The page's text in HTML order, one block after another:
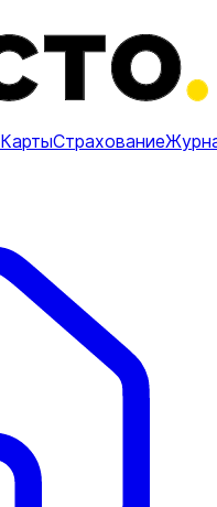
КартыСтрахование